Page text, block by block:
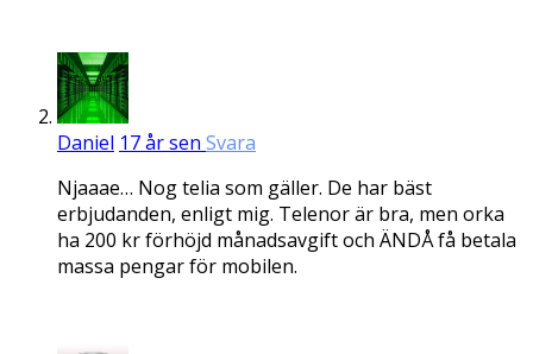
Daniel 17 år sen Svara
Njaaae… Nog telia som gäller. De har bäst
erbjudanden, enligt mig. Telenor är bra, men orka
ha 200 kr förhöjd månadsavgift och ÄNDÅ få betala
massa pengar för mobilen.